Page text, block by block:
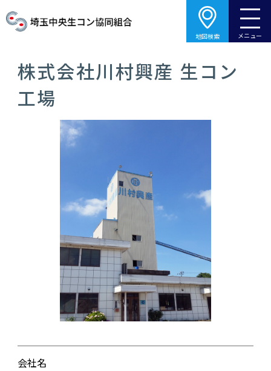
地図検索 メニュー
株式会社川村興産 生コン
工場
会社名